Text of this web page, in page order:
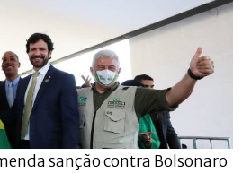
sanção contra Bolsonaro